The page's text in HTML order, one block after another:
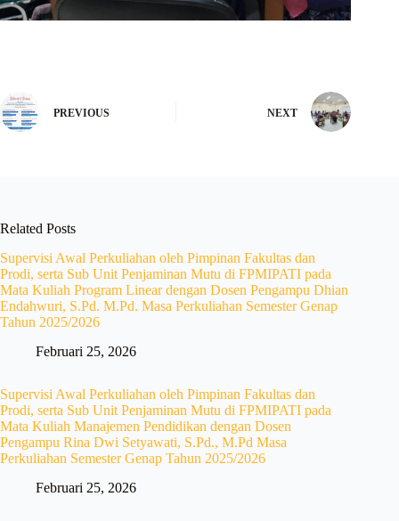
PREVIOUS NEXT
Related Posts
Supervisi Awal Perkuliahan oleh Pimpinan Fakultas dan
Prodi, serta Sub Unit Penjaminan Mutu di FPMIPATI pada
Mata Kuliah Program Linear dengan Dosen Pengampu Dhian
Endahwuri, S.Pd. M.Pd. Masa Perkuliahan Semester Genap
Tahun 2025/2026
Februari 25, 2026
Supervisi Awal Perkuliahan oleh Pimpinan Fakultas dan
Prodi, serta Sub Unit Penjaminan Mutu di FPMIPATI pada
Mata Kuliah Manajemen Pendidikan dengan Dosen
Pengampu Rina Dwi Setyawati, S.Pd., M.Pd Masa
Perkuliahan Semester Genap Tahun 2025/2026
Februari 25, 2026